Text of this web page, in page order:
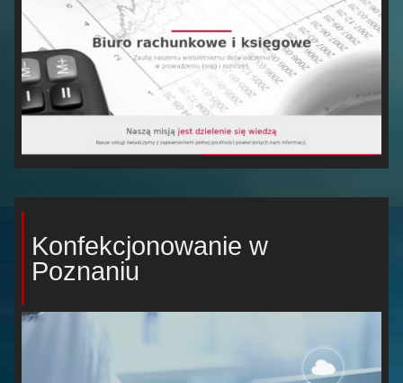
Konfekcjonowanie w
Poznaniu